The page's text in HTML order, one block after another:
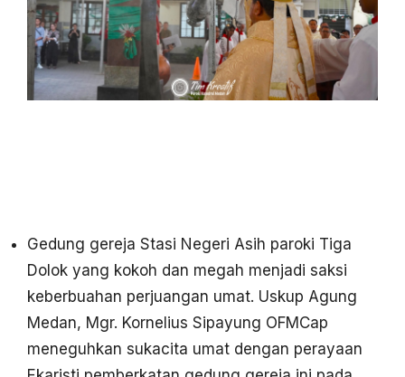
Gedung gereja Stasi Negeri Asih paroki Tiga
Dolok yang kokoh dan megah menjadi saksi
keberbuahan perjuangan umat. Uskup Agung
Medan, Mgr. Kornelius Sipayung OFMCap
meneguhkan sukacita umat dengan perayaan